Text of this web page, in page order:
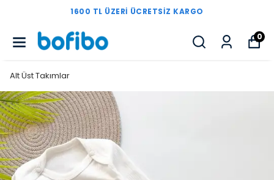
1600 TL ÜZERI ÜCRETSIZ KARGO
0
Alt Üst Takımlar